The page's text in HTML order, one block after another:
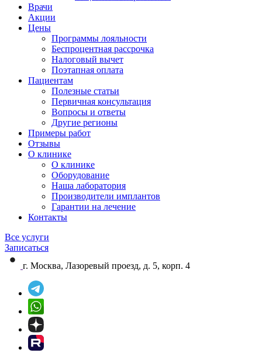
Врачи
Акции
Цены
Программы лояльности
Беспроцентная рассрочка
Налоговый вычет
Поэтапная оплата
Пациентам
Полезные статьи
Первичная консультация
Вопросы и ответы
Другие регионы
Примеры работ
Отзывы
О клинике
О клинике
Оборудование
Наша лаборатория
Производители имплантов
Гарантии на лечение
Контакты
Все услуги
Записаться
г. Москва, Лазоревый проезд, д. 5, корп. 4